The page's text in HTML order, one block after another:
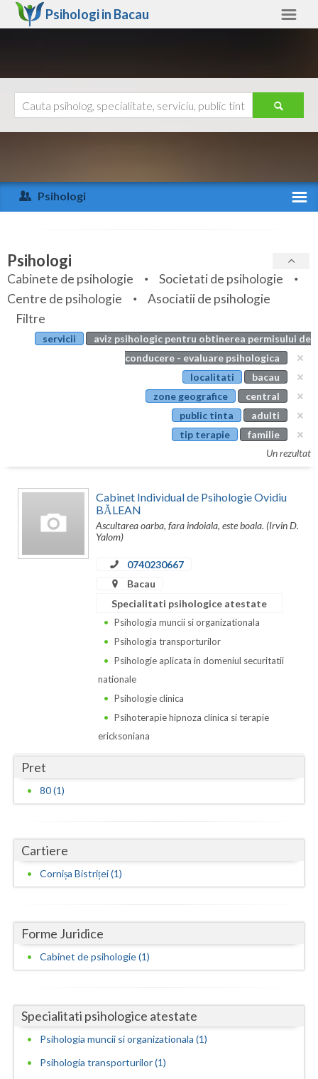
Psihologi in Bacau
Arad
Arges
Bihor
Bistrita-Nasaud
Botosani
Calarasi
Constanta
Harghita
Hunedoara
Iasi
Mehedinti
Mures
Olt
Prahova
Salaj
Ajutor
Psihologi
Specialitati
Servicii
Articole
Evenimente
Psihologi
Cabinete de psihologie
Societati de psihologie
Centre de psihologie
Asociatii de psihologie
Filtre
servicii
aviz psihologic pentru obtinerea permisului de
conducere - evaluare psihologica
localitati
bacau
zone geografice
central
public tinta
adulti
tip terapie
familie
Un rezultat
Cabinet Individual de Psihologie Ovidiu
BĂLEAN
Ascultarea oarba, fara indoiala, este boala. (Irvin D.
Yalom)
0740230667
Bacau
Specialitati psihologice atestate
Psihologia muncii si organizationala
Psihologia transporturilor
Psihologie aplicata in domeniul securitatii
nationale
Psihologie clinica
Psihoterapie hipnoza clinica si terapie
ericksoniana
Pret
80 (1)
Cartiere
Cornișa Bistriței (1)
Forme Juridice
Cabinet de psihologie (1)
Specialitati psihologice atestate
Psihologia muncii si organizationala (1)
Psihologia transporturilor (1)